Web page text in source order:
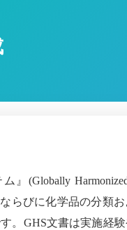
』 (Globally
らびに化学品の分類
。 GHS文書は実施経